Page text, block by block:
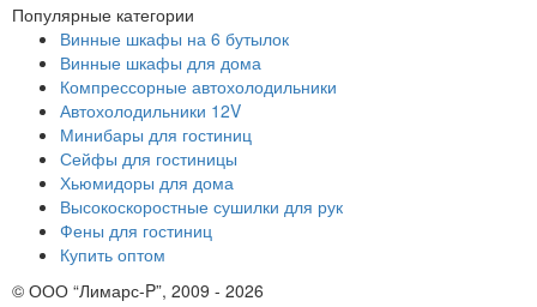
Популярные категории
Винные шкафы на 6 бутылок
Винные шкафы для дома
Компрессорные автохолодильники
Автохолодильники 12V
Минибары для гостиниц
Сейфы для гостиницы
Хьюмидоры для дома
Высокоскоростные сушилки для рук
Фены для гостиниц
Купить оптом
© ООО “Лимарс-P”, 2009 - 2026